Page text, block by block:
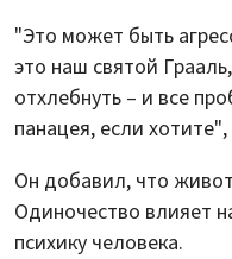
"Это может быть
это наш святой
отхлебнуть – и все
панацея, если
Он добавил, что
Одиночество влияет
психику человека.